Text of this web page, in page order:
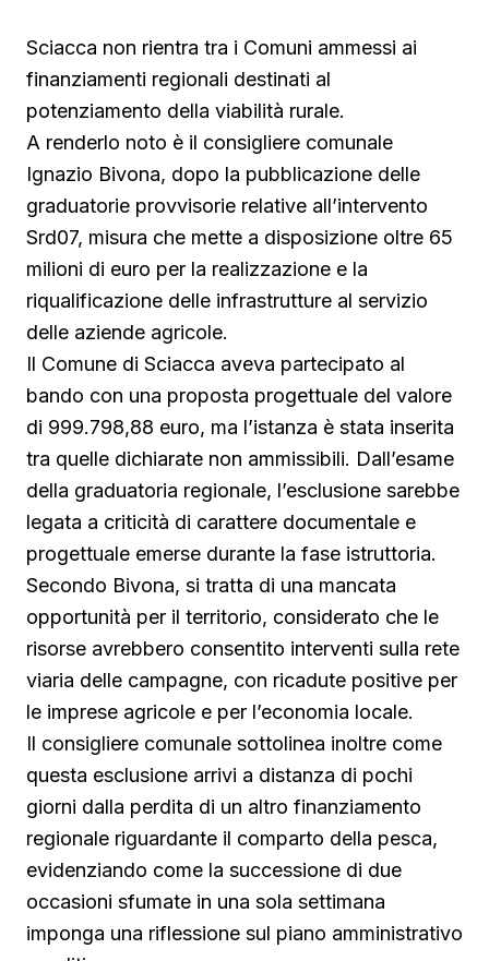
Sciacca non rientra tra i Comuni ammessi ai
finanziamenti regionali destinati al
potenziamento della viabilità rurale.
A renderlo noto è il consigliere comunale
Ignazio Bivona, dopo la pubblicazione delle
graduatorie provvisorie relative all’intervento
Srd07, misura che mette a disposizione oltre 65
milioni di euro per la realizzazione e la
riqualificazione delle infrastrutture al servizio
delle aziende agricole.
Il Comune di Sciacca aveva partecipato al
bando con una proposta progettuale del valore
di 999.798,88 euro, ma l’istanza è stata inserita
tra quelle dichiarate non ammissibili. Dall’esame
della graduatoria regionale, l’esclusione sarebbe
legata a criticità di carattere documentale e
progettuale emerse durante la fase istruttoria.
Secondo Bivona, si tratta di una mancata
opportunità per il territorio, considerato che le
risorse avrebbero consentito interventi sulla rete
viaria delle campagne, con ricadute positive per
le imprese agricole e per l’economia locale.
Il consigliere comunale sottolinea inoltre come
questa esclusione arrivi a distanza di pochi
giorni dalla perdita di un altro finanziamento
regionale riguardante il comparto della pesca,
evidenziando come la successione di due
occasioni sfumate in una sola settimana
imponga una riflessione sul piano amministrativo